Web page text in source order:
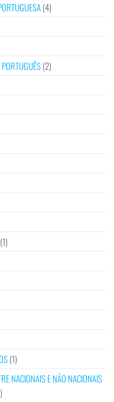
(4)
(2)
(1)
(1)
NACIONAIS E NÃO NACIONAIS